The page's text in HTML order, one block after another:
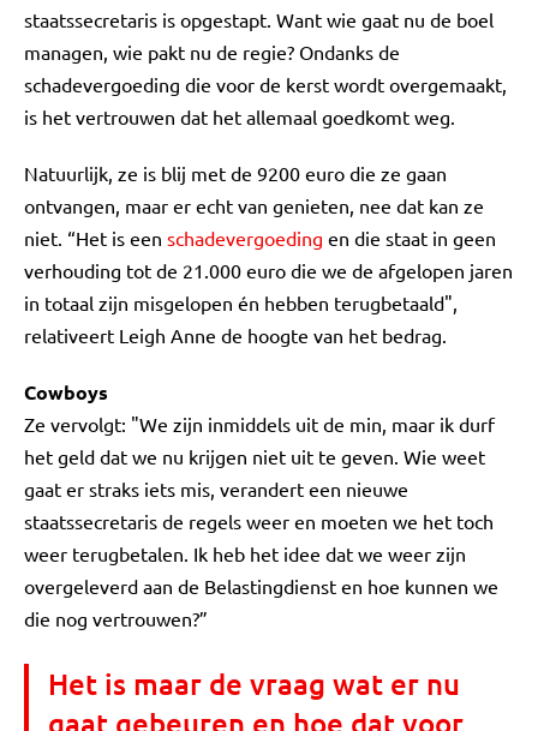
staatssecretaris is opgestapt. Want wie gaat nu de boel
managen, wie pakt nu de regie? Ondanks de
schadevergoeding die voor de kerst wordt overgemaakt,
is het vertrouwen dat het allemaal goedkomt weg.
Natuurlijk, ze is blij met de 9200 euro die ze gaan
ontvangen, maar er echt van genieten, nee dat kan ze
niet. “Het is een schadevergoeding en die staat in geen
verhouding tot de 21.000 euro die we de afgelopen jaren
in totaal zijn misgelopen én hebben terugbetaald",
relativeert Leigh Anne de hoogte van het bedrag.
Cowboys
Ze vervolgt: "We zijn inmiddels uit de min, maar ik durf
het geld dat we nu krijgen niet uit te geven. Wie weet
gaat er straks iets mis, verandert een nieuwe
staatssecretaris de regels weer en moeten we het toch
weer terugbetalen. Ik heb het idee dat we weer zijn
overgeleverd aan de Belastingdienst en hoe kunnen we
die nog vertrouwen?”
Het is maar de vraag wat er nu
gaat gebeuren en hoe dat voor